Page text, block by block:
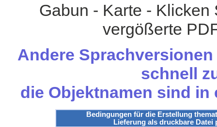
Gabun - Karte -
vergößerte
Andere
schnell
die Objektnamen sind
Bedingungen für die Erstellung
Lieferung als druckbare Datei